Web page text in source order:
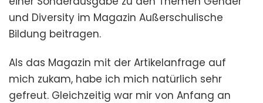
und Diversity im Magazin Außerschulische
Bildung beitragen.
Als das Magazin mit der Artikelanfrage auf
mich zukam, habe ich mich natürlich sehr
gefreut. Gleichzeitig war mir von Anfang an